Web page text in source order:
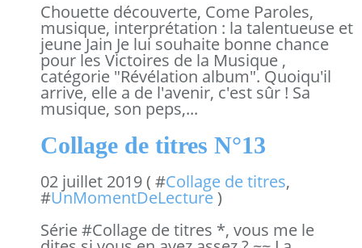
Chouette découverte, Come Paroles,
musique, interprétation : la talentueuse et
jeune Jain Je lui souhaite bonne chance
pour les Victoires de la Musique ,
catégorie "Révélation album". Quoiqu'il
arrive, elle a de l'avenir, c'est sûr ! Sa
musique, son peps,...
Collage de titres N°13
02 juillet 2019 ( #Collage de titres,
#UnMomentDeLecture )
Série #Collage de titres *, vous me le